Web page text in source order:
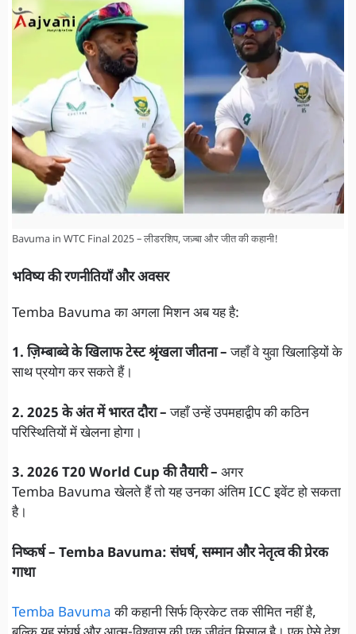
Bavuma in WTC Final 2025 – लीडरशिप, जज़्बा और जीत की कहानी!
भविष्य की रणनीतियाँ और अवसर
Temba Bavuma का अगला मिशन अब यह है:
1. ज़िम्बाब्वे के खिलाफ टेस्ट श्रृंखला जीतना –जहाँ वे युवा खिलाड़ियों के
साथ प्रयोग कर सकते हैं।
2. 2025 के अंत में भारत दौरा –जहाँ उन्हें उपमहाद्वीप की कठिन
परिस्थितियों में खेलना होगा।
3. 2026 T20 World Cup की तैयारी – अगर
Temba Bavuma खेलते हैं तो यह उनका अंतिम ICC इवेंट हो सकता
है।
निष्कर्ष – Temba Bavuma: संघर्ष, सम्मान और नेतृत्व की प्रेरक
गाथा
Temba Bavumaकी कहानी सिर्फ क्रिकेट तक सीमित नहीं है,